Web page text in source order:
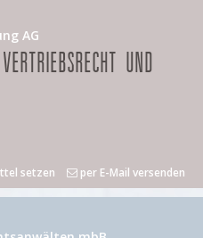
AG
UND
setzen per E-Mail versenden